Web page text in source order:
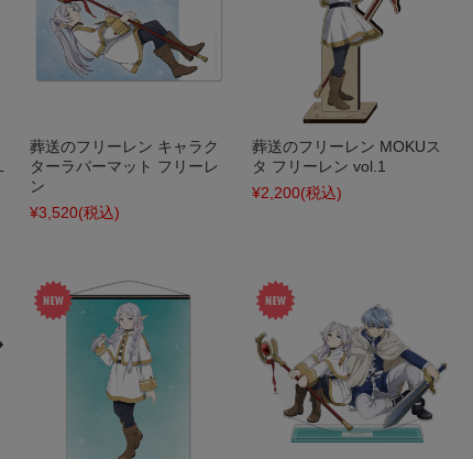
葬送のフリーレン キャラク
ターラバーマット フリーレ
ン
¥3,520(税込)
葬送のフリーレン MOKUス
タ フリーレン vol.1
¥2,200(税込)